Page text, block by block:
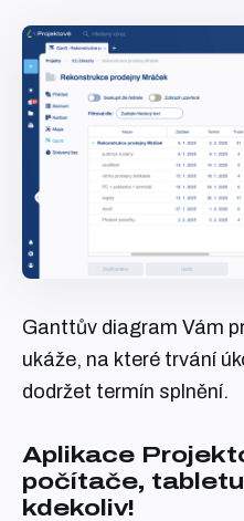
Ganttův diagram Vám
ukáže, na které trvání
dodržet termín splnění.
Aplikace
počítače,
kdekoliv!